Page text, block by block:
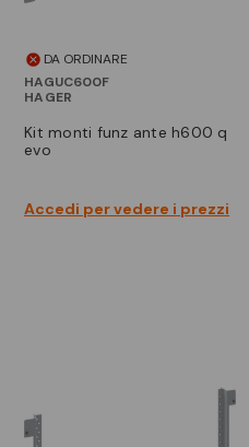
DA ORDINARE
HAGUC600F
HAGER
kit monti funz ante h600 q
evo
Accedi per vedere i prezzi